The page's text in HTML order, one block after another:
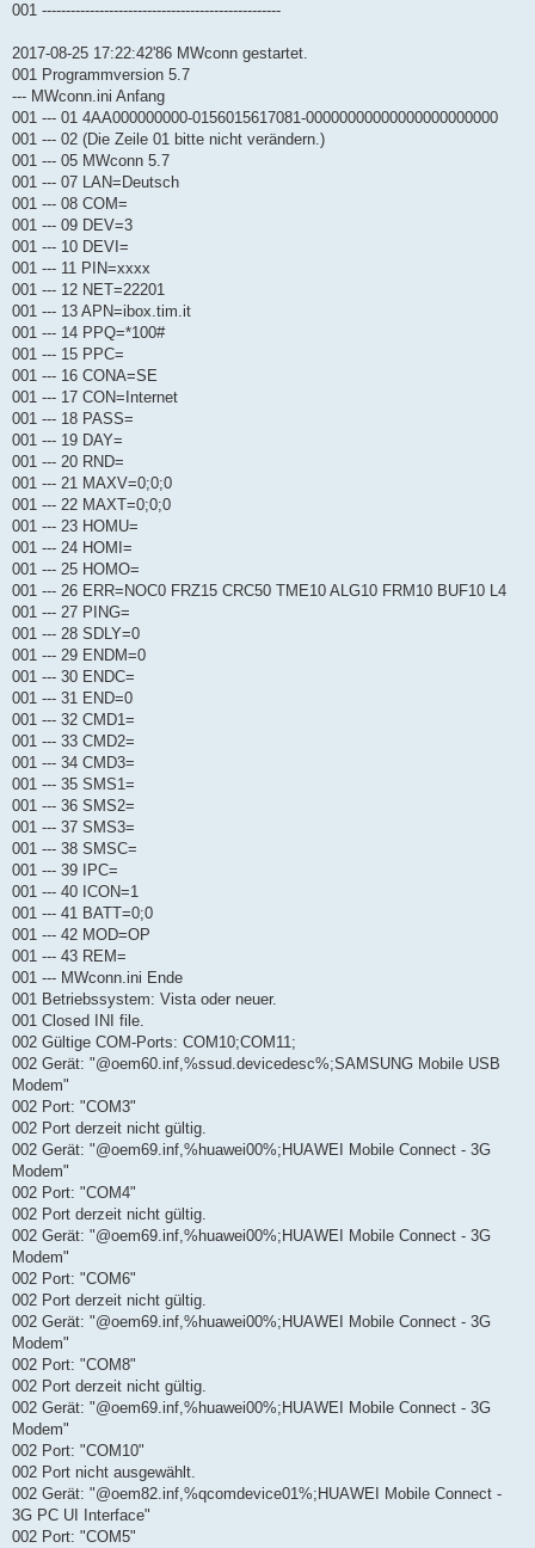
001 --------------------------------------------------
2017-08-25 17:22:42'86 MWconn gestartet.
001 Programmversion 5.7
--- MWconn.ini Anfang
001 --- 01 4AA000000000-0156015617081-00000000000000000000000
001 --- 02 (Die Zeile 01 bitte nicht verändern.)
001 --- 05 MWconn 5.7
001 --- 07 LAN=Deutsch
001 --- 08 COM=
001 --- 09 DEV=3
001 --- 10 DEVI=
001 --- 11 PIN=xxxx
001 --- 12 NET=22201
001 --- 13 APN=ibox.tim.it
001 --- 14 PPQ=*100#
001 --- 15 PPC=
001 --- 16 CONA=SE
001 --- 17 CON=Internet
001 --- 18 PASS=
001 --- 19 DAY=
001 --- 20 RND=
001 --- 21 MAXV=0;0;0
001 --- 22 MAXT=0;0;0
001 --- 23 HOMU=
001 --- 24 HOMI=
001 --- 25 HOMO=
001 --- 26 ERR=NOC0 FRZ15 CRC50 TME10 ALG10 FRM10 BUF10 L4
001 --- 27 PING=
001 --- 28 SDLY=0
001 --- 29 ENDM=0
001 --- 30 ENDC=
001 --- 31 END=0
001 --- 32 CMD1=
001 --- 33 CMD2=
001 --- 34 CMD3=
001 --- 35 SMS1=
001 --- 36 SMS2=
001 --- 37 SMS3=
001 --- 38 SMSC=
001 --- 39 IPC=
001 --- 40 ICON=1
001 --- 41 BATT=0;0
001 --- 42 MOD=OP
001 --- 43 REM=
001 --- MWconn.ini Ende
001 Betriebssystem: Vista oder neuer.
001 Closed INI file.
002 Gültige COM-Ports: COM10;COM11;
002 Gerät: "@oem60.inf,%ssud.devicedesc%;SAMSUNG Mobile USB
Modem"
002 Port: "COM3"
002 Port derzeit nicht gültig.
002 Gerät: "@oem69.inf,%huawei00%;HUAWEI Mobile Connect - 3G
Modem"
002 Port: "COM4"
002 Port derzeit nicht gültig.
002 Gerät: "@oem69.inf,%huawei00%;HUAWEI Mobile Connect - 3G
Modem"
002 Port: "COM6"
002 Port derzeit nicht gültig.
002 Gerät: "@oem69.inf,%huawei00%;HUAWEI Mobile Connect - 3G
Modem"
002 Port: "COM8"
002 Port derzeit nicht gültig.
002 Gerät: "@oem69.inf,%huawei00%;HUAWEI Mobile Connect - 3G
Modem"
002 Port: "COM10"
002 Port nicht ausgewählt.
002 Gerät: "@oem82.inf,%qcomdevice01%;HUAWEI Mobile Connect -
3G PC UI Interface"
002 Port: "COM5"